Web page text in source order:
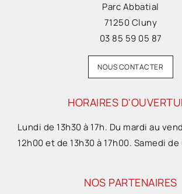
Parc Abbatial
71250 Cluny
03 85 59 05 87
NOUS CONTACTER
HORAIRES
Lundi de 13h30 à 17h. Du mardi au
12h00 et de 13h30 à 17h00. Samedi
NOS PARTENAIRES